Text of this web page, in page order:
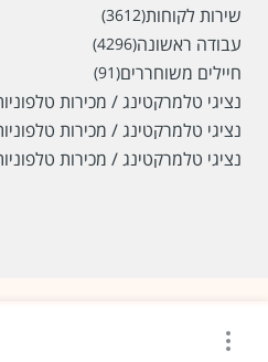
שירות לקוחות(3612)
עבודה ראשונה(4296)
חיילים משוחררים(91)
נציגי טלמרקטינג / מכירות
נציגי טלמרקטינג / מכירות
נציגי טלמרקטינג / מכירות